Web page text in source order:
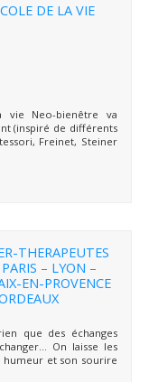
DE LA VIE
vie Neo-bienêtre va
(inspiré de différents
Freinet, Steiner
THERAPEUTES
– LYON –
EN-PROVENCE
que des échanges
On laisse les
humeur et son sourire